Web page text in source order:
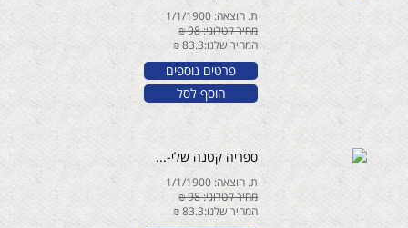
ת. הוצאה: 1/1/1900
מחיר קטלוגי: 98 ₪
המחיר שלנו:83.3 ₪
פרטים נוספים
הוסף לסל
ספריה קטנה שלי-...
ת. הוצאה: 1/1/1900
מחיר קטלוגי: 98 ₪
המחיר שלנו:83.3 ₪